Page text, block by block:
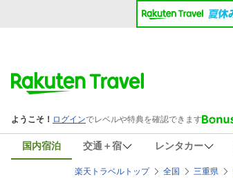
国内宿泊 交通＋宿 レンタカー
楽天トラベルトップ 全国 三重県